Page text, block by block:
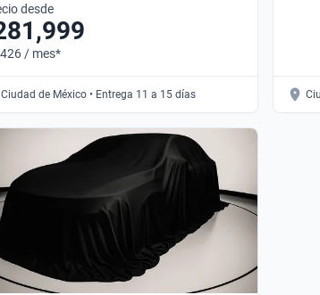
desde
/ mes*
Ciudad de México • Entrega 11 a 15 días